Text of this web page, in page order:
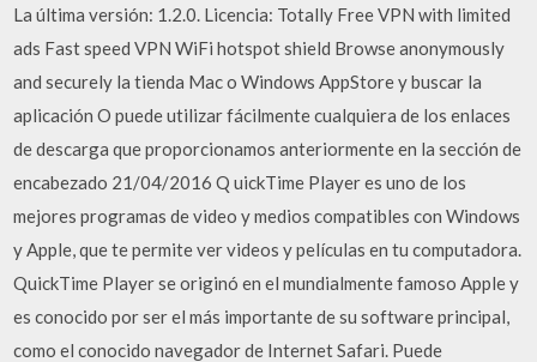
La última versión: 1.2.0. Licencia: Totally Free VPN with limited
ads Fast speed VPN WiFi hotspot shield Browse anonymously
and securely la tienda Mac o Windows AppStore y buscar la
aplicación O puede utilizar fácilmente cualquiera de los enlaces
de descarga que proporcionamos anteriormente en la sección de
encabezado 21/04/2016 Q uickTime Player es uno de los
mejores programas de video y medios compatibles con Windows
y Apple, que te permite ver videos y películas en tu computadora.
QuickTime Player se originó en el mundialmente famoso Apple y
es conocido por ser el más importante de su software principal,
como el conocido navegador de Internet Safari. Puede